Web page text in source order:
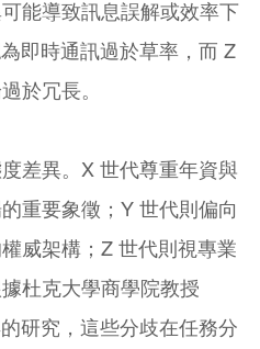
能導致訊息誤解或效率下
即時通訊過於草率，而 Z
於冗長。
差異。X 世代尊重年資與
重要象徵；Y 世代則偏向
威架構；Z 世代則視專業
杜克大學商學院教授
研究，這些分歧在任務分